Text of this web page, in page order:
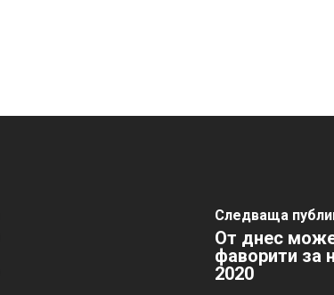
Следваща
От днес
фаворити за
2020